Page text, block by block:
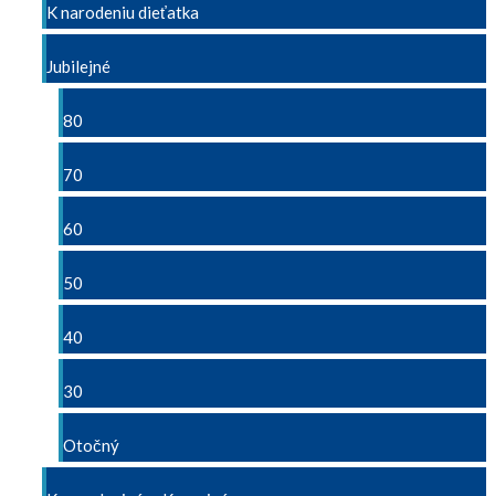
K narodeniu dieťatka
Jubilejné
80
70
60
50
40
30
Otočný